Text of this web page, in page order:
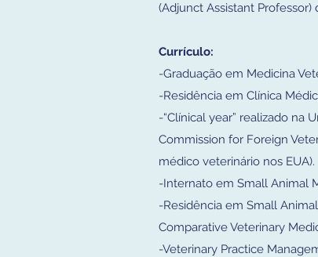
(Adjunct Assistant Professor)
Currículo:
-Graduação em Medicina
-Residência em Clínica
-“Clínical year” realizado na
Commission for Foreign
médico veterinário nos EUA).
-Internato em Small Animal
-Residência em Small
Comparative Veterinary
-Veterinary Practice